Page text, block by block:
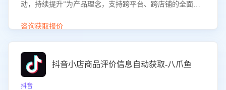
动，持续提升”为产品理念，支持跨平台、跨店铺的全面、
升客服团队的销服能力。
咨询获取报价
抖音小店商品评价信息自动获取-八爪鱼
抖音